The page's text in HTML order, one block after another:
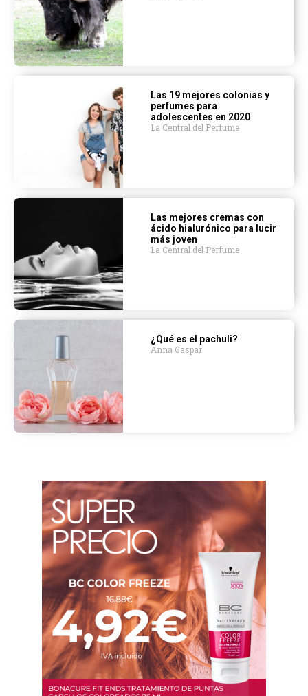
Las 19 mejores colonias y
perfumes para
adolescentes en 2020
La Central del Perfume
Las mejores cremas con
ácido hialurónico para lucir
más joven
La Central del Perfume
¿Qué es el pachuli?
Anna Gaspar